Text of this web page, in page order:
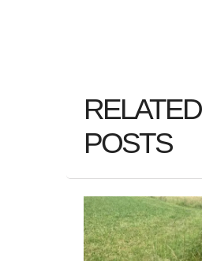
RELATED
POSTS